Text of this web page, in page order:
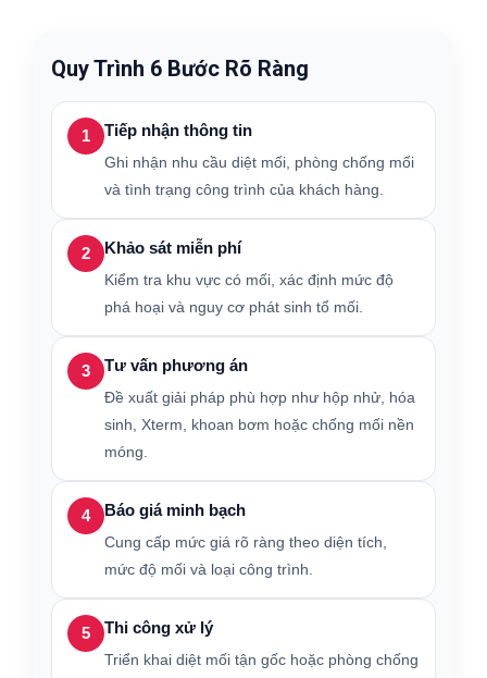
Quy Trình 6 Bước Rõ Ràng
1 Tiếp nhận thông tin
Ghi nhận nhu cầu diệt mối, phòng chống mối
và tình trạng công trình của khách hàng.
2 Khảo sát miễn phí
Kiểm tra khu vực có mối, xác định mức độ
phá hoại và nguy cơ phát sinh tổ mối.
3 Tư vấn phương án
Đề xuất giải pháp phù hợp như hộp nhử, hóa
sinh, Xterm, khoan bơm hoặc chống mối nền
móng.
4 Báo giá minh bạch
Cung cấp mức giá rõ ràng theo diện tích,
mức độ mối và loại công trình.
5 Thi công xử lý
Triển khai diệt mối tận gốc hoặc phòng chống